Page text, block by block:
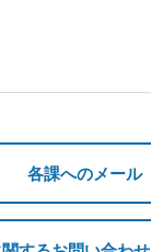
各課へのメール